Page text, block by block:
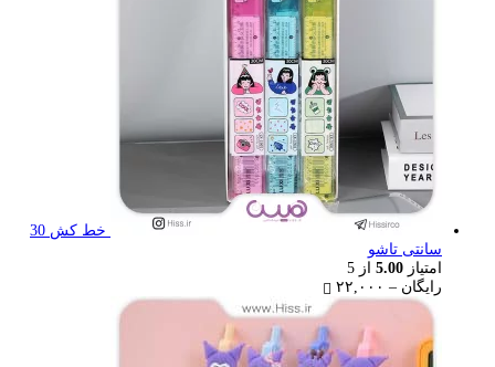
خط کش 30
سانتی تاشو
امتیاز 5.00 از 5
رایگان – ۲۲,۰۰۰
range:
رایگان
through
۲۲,۰۰۰ تومان